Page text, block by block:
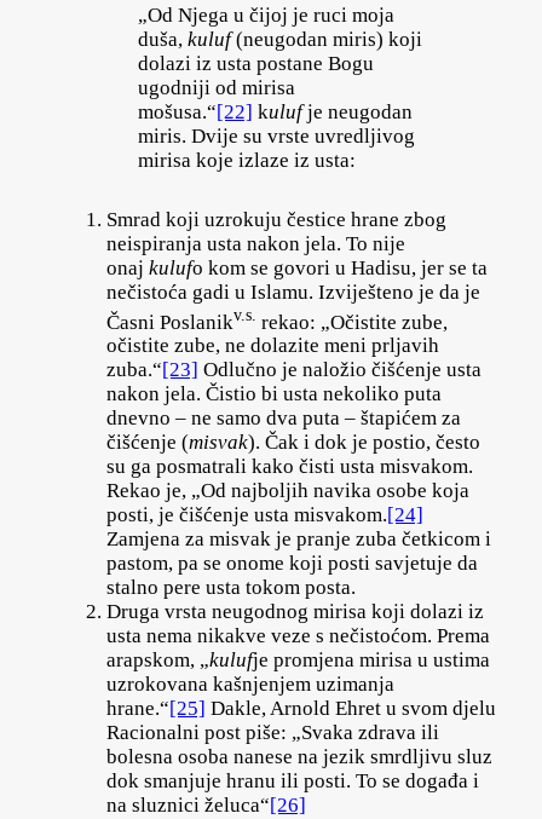
„Od Njega u čijoj je ruci moja
duša, kuluf(neugodan miris) koji
dolazi iz usta postane Bogu
ugodniji od mirisa
mošusa.“[22] kulufje neugodan
miris. Dvije su vrste uvredljivog
mirisa koje izlaze iz usta:
Smrad koji uzrokuju čestice hrane zbog
neispiranja usta nakon jela. To nije
onaj kulufo kom se govori u Hadisu, jer se ta
nečistoća gadi u Islamu. Izviješteno je da je
Časni Poslanikv.s. rekao: „Očistite zube,
očistite zube, ne dolazite meni prljavih
zuba.“[23] Odlučno je naložio čišćenje usta
nakon jela. Čistio bi usta nekoliko puta
dnevno – ne samo dva puta – štapićem za
čišćenje (misvak). Čak i dok je postio, često
su ga posmatrali kako čisti usta misvakom.
Rekao je, „Od najboljih navika osobe koja
posti, je čišćenje usta misvakom.[24]
Zamjena za misvak je pranje zuba četkicom i
pastom, pa se onome koji posti savjetuje da
stalno pere usta tokom posta.
Druga vrsta neugodnog mirisa koji dolazi iz
usta nema nikakve veze s nečistoćom. Prema
arapskom, „kulufje promjena mirisa u ustima
uzrokovana kašnjenjem uzimanja
hrane.“[25] Dakle, Arnold Ehret u svom djelu
Racionalni post piše: „Svaka zdrava ili
bolesna osoba nanese na jezik smrdljivu sluz
dok smanjuje hranu ili posti. To se događa i
na sluznici želuca“[26]